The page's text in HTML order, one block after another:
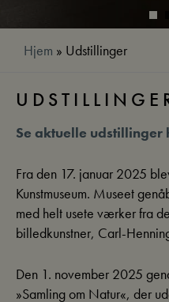
Hjem » Udstillinger
Se aktuelle udstillinger
Fra den 17. januar 2025
Kunstmuseum. Museet
med helt usete værker fra
billedkunstner, Carl-
Den 1. november 2025
»Samling om Natur«, der